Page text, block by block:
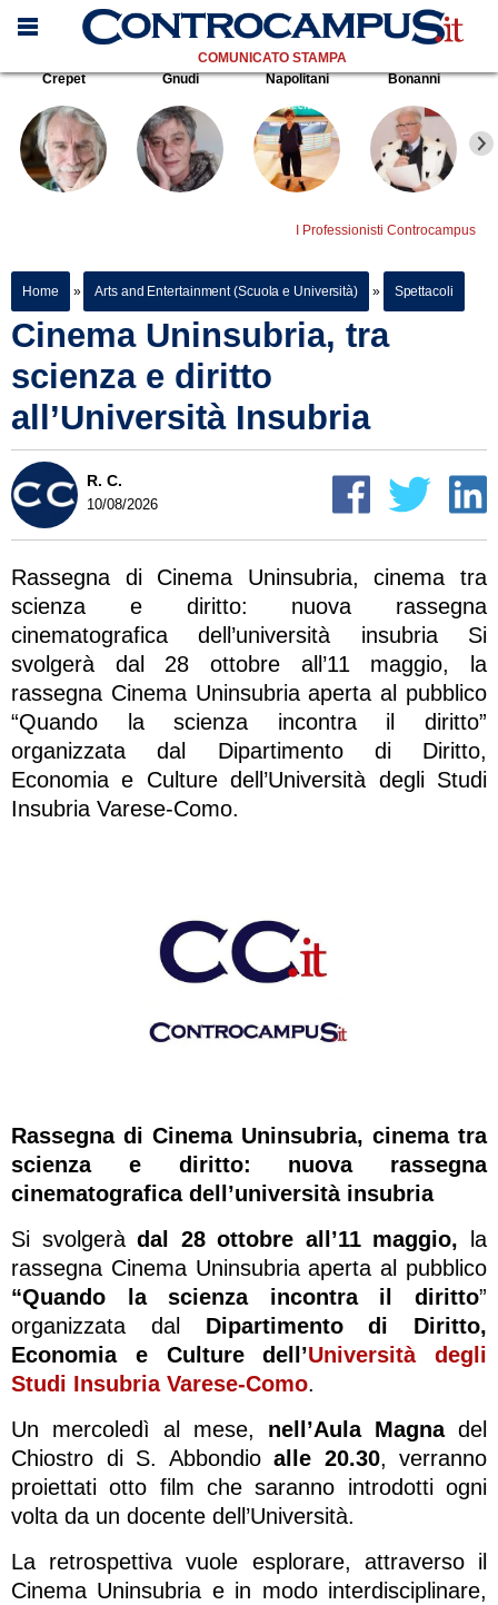
COMUNICATO STAMPA
Crepet
Gnudi Napolitani Bonanni
I Professionisti Controcampus
Home » Arts and Entertainment (Scuola e Università) » Spettacoli
Cinema Uninsubria, tra
scienza e diritto
all’Università Insubria
R. C.
10/08/2026
Rassegna di Cinema Uninsubria, cinema tra
scienza e diritto: nuova rassegna
cinematografica dell’università insubria Si
svolgerà dal 28 ottobre all’11 maggio, la
rassegna Cinema Uninsubria aperta al pubblico
“Quando la scienza incontra il diritto”
organizzata dal Dipartimento di Diritto,
Economia e Culture dell’Università degli Studi
Insubria Varese-Como.
Rassegna di Cinema Uninsubria, cinema tra
scienza e diritto: nuova rassegna
cinematografica dell’università insubria
Si svolgeràdal 28 ottobre all’11 maggio,
la
rassegna Cinema Uninsubria aperta al pubblico
“Quando la scienza incontra il diritto”
organizzata dal Dipartimento di Diritto,
Economia e Culture
dell’Università degli
Studi Insubria Varese-Como.
Un mercoledì al mese, nell’Aula Magnadel
Chiostro di S. Abbondio alle 20.30, verranno
proiettati otto film che saranno introdotti ogni
volta da un docente dell’Università.
La retrospettiva vuole esplorare, attraverso il
Cinema Uninsubria e in modo interdisciplinare,